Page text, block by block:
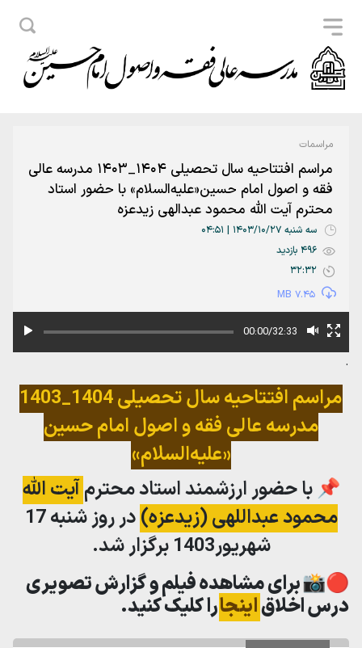
مراسمات
مراسم افتتاحیه سال تحصیلی 1404_1403 مدرسه عالی
فقه و اصول امام حسین«علیه‌السلام» با حضور استاد
محترم آیت الله محمود عبدالهی زیدعزه
سه شنبه 1403/10/27 | 04:51
496 بازدید
32:32
7.45 MB
00:00/32:33
.
مراسم افتتاحیه سال تحصیلی 1404_1403
مدرسه عالی فقه و اصول امام حسین
«علیه‌السلام»
📌 با حضور ارزشمند استاد محترمآیت الله
محمود عبداللهی (زیدعزه)
در روز شنبه 17
شهریور1403 برگزار شد.
🔴📸برای مشاهده فیلم و گزارش تصویری
درس اخلاقاینجارا کلیک کنید.